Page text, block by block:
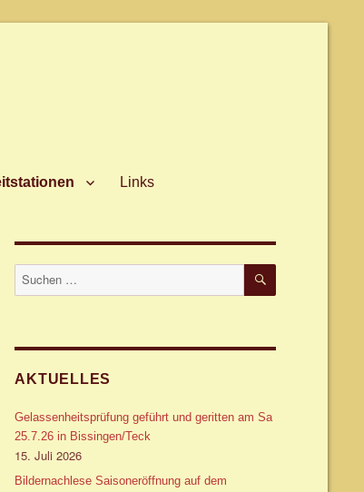
Links
Suche
SUCHEN
AKTUELLES
Gelassenheitsprüfung geführt und geritten am Sa
25.7.26 in Bissingen/Teck
15. Juli 2026
Bildernachlese Saisoneröffnung auf dem